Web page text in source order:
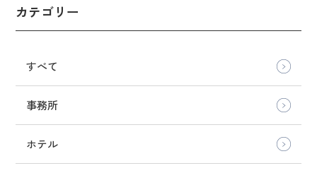
カテゴリー
すべて
事務所
ホテル